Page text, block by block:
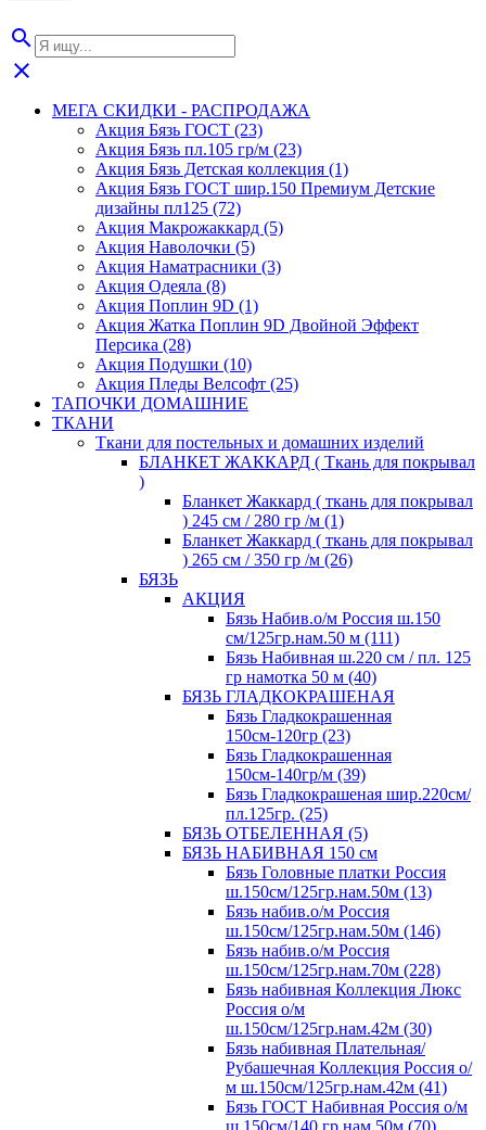
search
close
МЕГА СКИДКИ - РАСПРОДАЖА
Акция Бязь ГОСТ (23)
Акция Бязь пл.105 гр/м (23)
Акция Бязь Детская коллекция (1)
Акция Бязь ГОСТ шир.150 Премиум Детские
дизайны пл125 (72)
Акция Макрожаккард (5)
Акция Наволочки (5)
Акция Наматрасники (3)
Акция Одеяла (8)
Акция Поплин 9D (1)
Акция Жатка Поплин 9D Двойной Эффект
Персика (28)
Акция Подушки (10)
Акция Пледы Велсофт (25)
ТАПОЧКИ ДОМАШНИЕ
ТКАНИ
Ткани для постельных и домашних изделий
БЛАНКЕТ ЖАККАРД ( Ткань для покрывал
)
Бланкет Жаккард ( ткань для покрывал
) 245 см / 280 гр /м (1)
Бланкет Жаккард ( ткань для покрывал
) 265 см / 350 гр /м (26)
БЯЗЬ
АКЦИЯ
Бязь Набив.о/м Россия ш.150
см/125гр.нам.50 м (111)
Бязь Набивная ш.220 см / пл. 125
гр намотка 50 м (40)
БЯЗЬ ГЛАДКОКРАШЕНАЯ
Бязь Гладкокрашенная
150см-120гр (23)
Бязь Гладкокрашенная
150см-140гр/м (39)
Бязь Гладкокрашеная шир.220см/
пл.125гр. (25)
БЯЗЬ ОТБЕЛЕННАЯ (5)
БЯЗЬ НАБИВНАЯ 150 см
Бязь Головные платки Россия
ш.150см/125гр.нам.50м (13)
Бязь набив.о/м Россия
ш.150см/125гр.нам.50м (146)
Бязь набив.о/м Россия
ш.150см/125гр.нам.70м (228)
Бязь набивная Коллекция Люкс
Россия о/м
ш.150см/125гр.нам.42м (30)
Бязь набивная Плательная/
Рубашечная Коллекция Россия о/
м ш.150см/125гр.нам.42м (41)
Бязь ГОСТ Набивная Россия о/м
ш.150см/140 гр.нам.50м (70)